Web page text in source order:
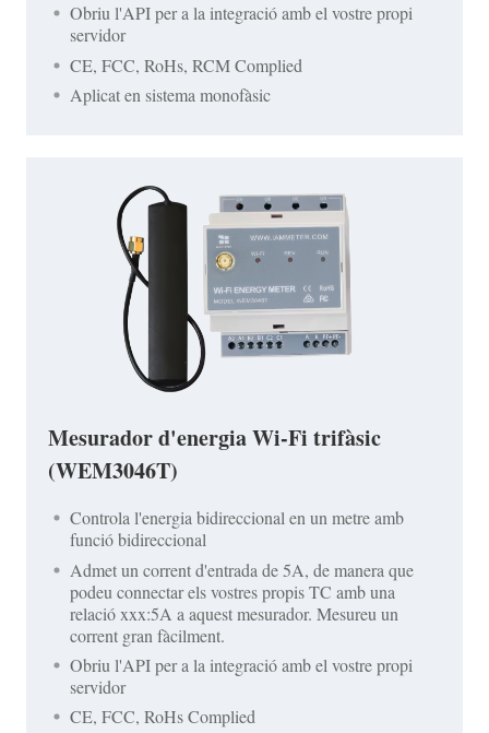
Obriu l'API per a la integració amb el vostre propi
servidor
CE, FCC, RoHs, RCM Complied
Aplicat en sistema monofàsic
Mesurador d'energia Wi-Fi trifàsic
(WEM3046T)
Controla l'energia bidireccional en un metre amb
funció bidireccional
Admet un corrent d'entrada de 5A, de manera que
podeu connectar els vostres propis TC amb una
relació xxx:5A a aquest mesurador. Mesureu un
corrent gran fàcilment.
Obriu l'API per a la integració amb el vostre propi
servidor
CE, FCC, RoHs Complied